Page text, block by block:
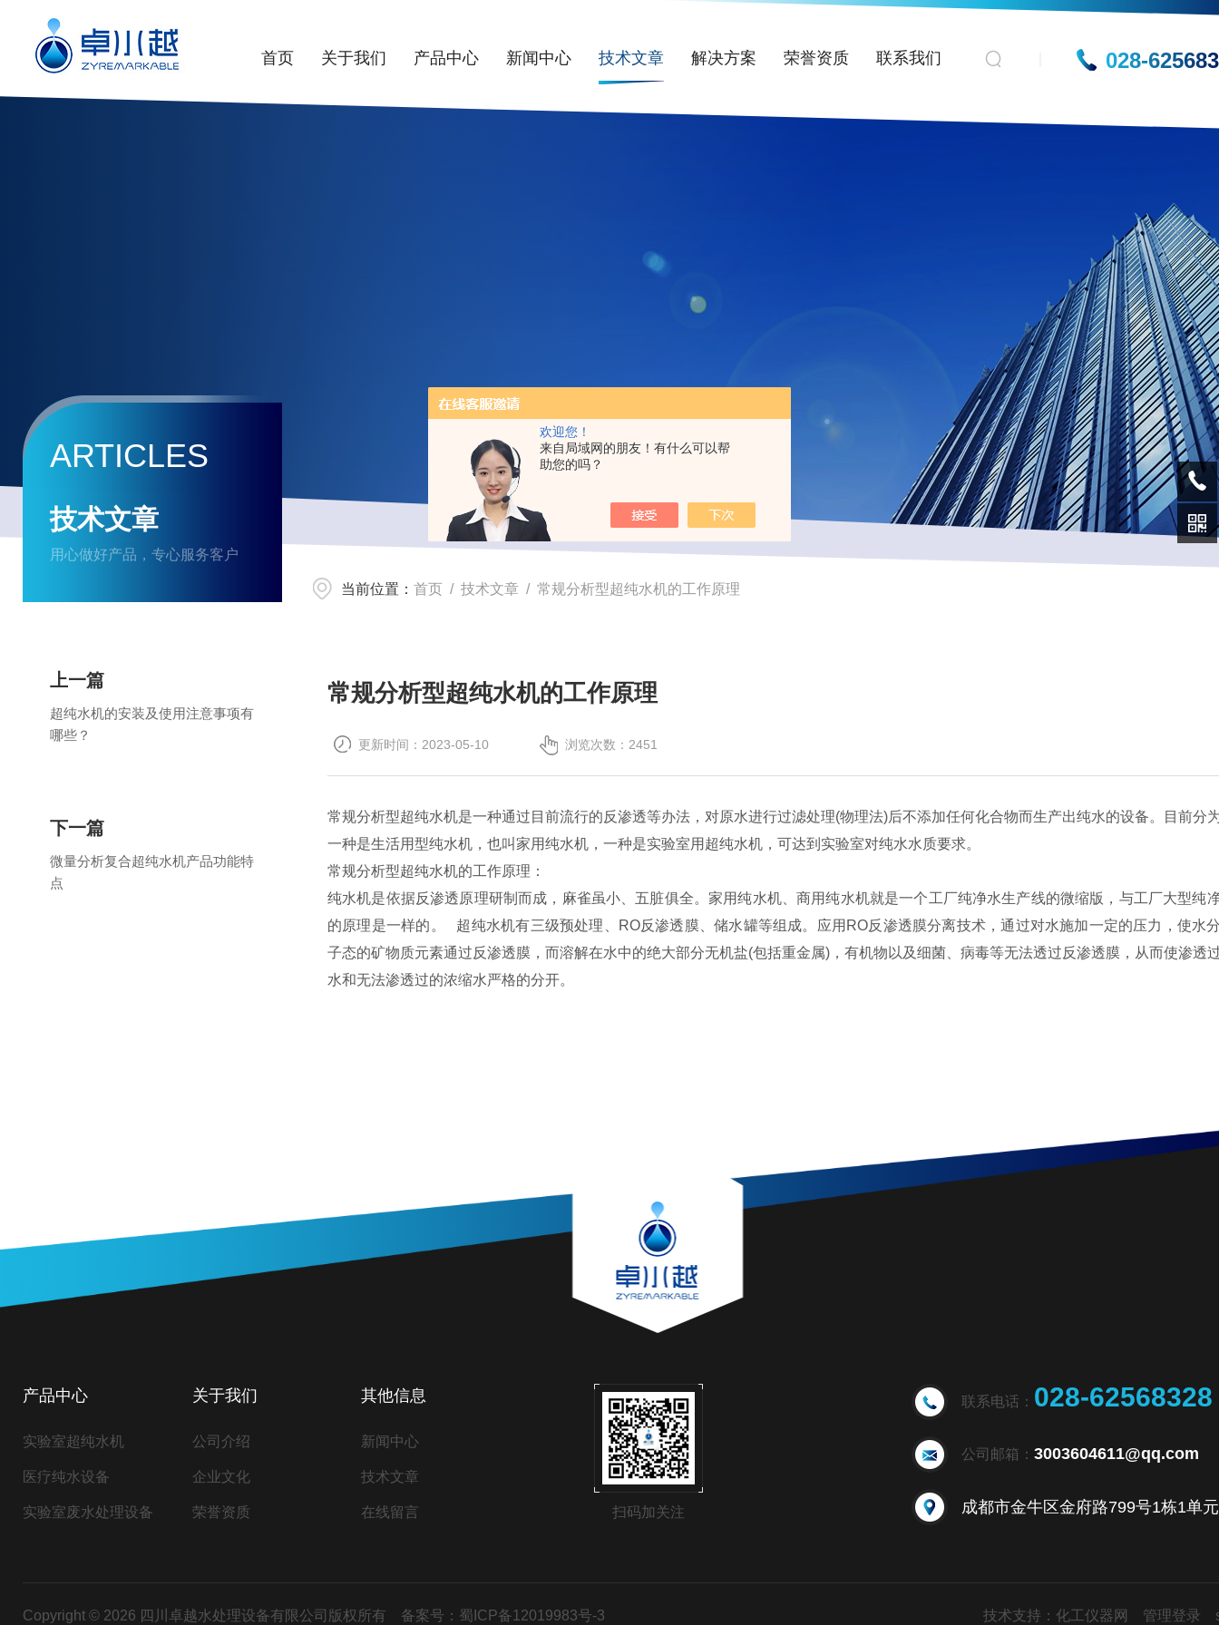
欢迎您！
来自局域网的朋友！有什么可以帮
助您的吗？
028-
首页 关于我们 产品中心 新闻中心 技术文章 解决方案 荣誉资质 联系我们
ARTICLES
技术文章
用心做好产品，专心服务客户
当前位置： 首页 / 技术文章 / 常规分析型超纯水机的工作原理
常规分析型超纯水机的工作原理
更新时间：2023-05-10 浏览次数：2451
常规分析型超纯水机是一种通过目前流行的反渗透等办法，对原水进行过滤处理(物理法)后不添加任何化合物而生产出纯水的设备。目前分
一种是生活用型纯水机，也叫家用纯水机，一种是实验室用超纯水机，可达到实验室对纯水水质要求。
常规分析型超纯水机的工作原理：
纯水机是依据反渗透原理研制而成，麻雀虽小、五脏俱全。家用纯水机、商用纯水机就是一个工厂纯净水生产线的微缩版，与工厂大型纯
的原理是一样的。 超纯水机有三级预处理、RO反渗透膜、储水罐等组成。应用RO反渗透膜分离技术，通过对水施加一定的压力，使水
子态的矿物质元素通过反渗透膜，而溶解在水中的绝大部分无机盐(包括重金属)，有机物以及细菌、病毒等无法透过反渗透膜，从而使渗透
水和无法渗透过的浓缩水严格的分开。
上一篇
超纯水机的安装及使用注意事项有
哪些？
下一篇
微量分析复合超纯水机产品功能特
点
产品中心
实验室超纯水机
医疗纯水设备
实验室废水处理设备
关于我们
公司介绍
企业文化
荣誉资质
其他信息
新闻中心
技术文章
在线留言 扫码加关注
联系电话： 028-62568328
公司邮箱： 3003604611@qq.com
Copyright © 2026 四川卓越水处理设备有限公司版权所有 备案号：蜀ICP备12019983号-3 技术支持： 化工仪器网 管理登录